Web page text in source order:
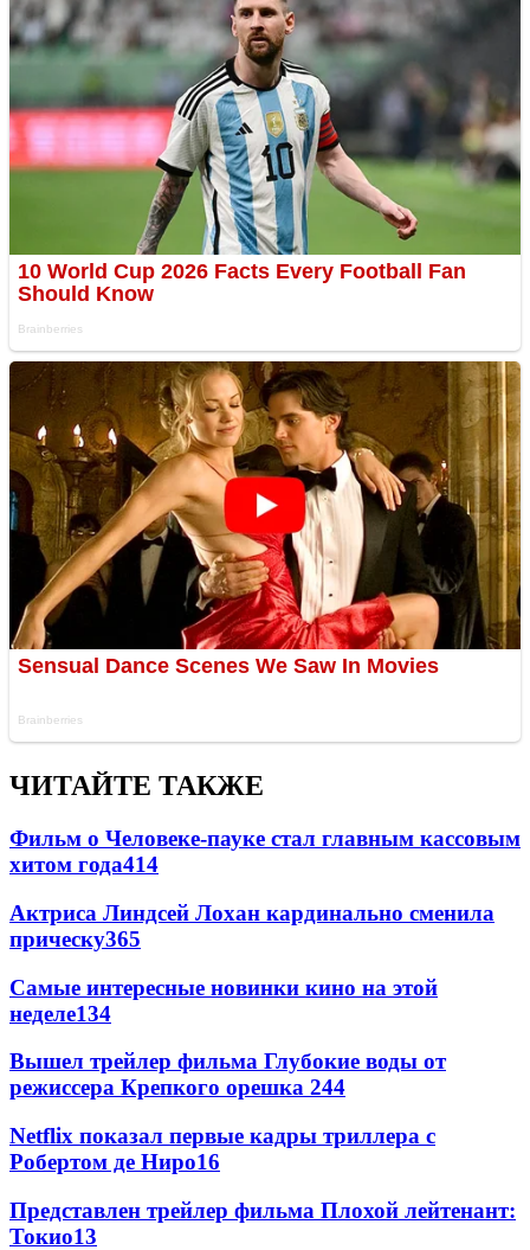
ЧИТАЙТЕ ТАКЖЕ
Фильм о Человеке-пауке стал главным кассовым
хитом года414
Актриса Линдсей Лохан кардинально сменила
прическу365
Самые интересные новинки кино на этой
неделе134
Вышел трейлер фильма Глубокие воды от
режиссера Крепкого орешка 244
Netflix показал первые кадры триллера с
Робертом де Ниро16
Представлен трейлер фильма Плохой лейтенант:
Токио13